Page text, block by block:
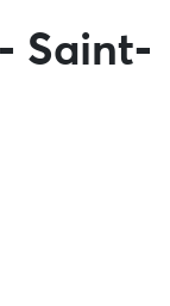
Saint-